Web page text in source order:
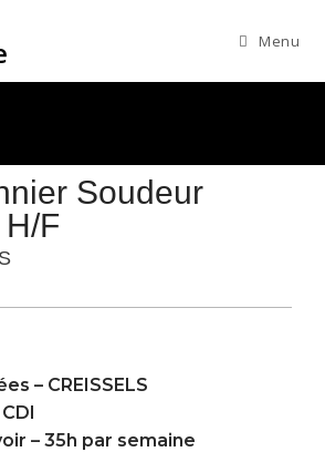
Menu
Soudeur
F
– CREISSELS
– 35h par semaine